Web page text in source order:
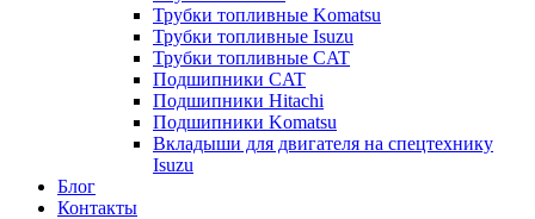
Трубки топливные Komatsu
Трубки топливные Isuzu
Трубки топливные CAT
Подшипники CAT
Подшипники Hitachi
Подшипники Komatsu
Вкладыши для двигателя на спецтехнику
Isuzu
Блог
Контакты